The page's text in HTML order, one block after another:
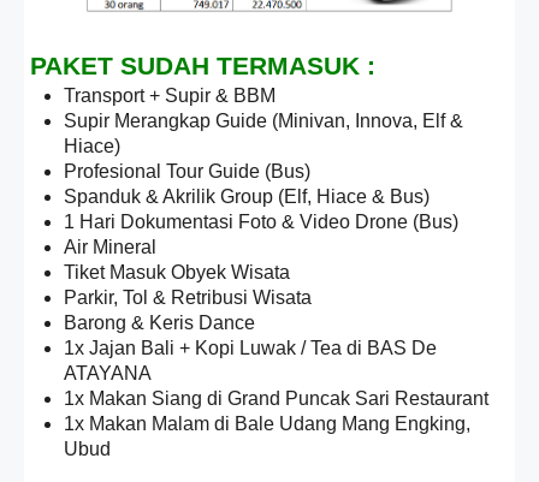
PAKET SUDAH TERMASUK :
Transport + Supir & BBM
Supir Merangkap Guide (Minivan, Innova, Elf &
Hiace)
Profesional Tour Guide (Bus)
Spanduk & Akrilik Group (Elf, Hiace & Bus)
1 Hari Dokumentasi Foto & Video Drone (Bus)
Air Mineral
Tiket Masuk Obyek Wisata
Parkir, Tol & Retribusi Wisata
Barong & Keris Dance
1x Jajan Bali + Kopi Luwak / Tea di BAS De
ATAYANA
1x Makan Siang di Grand Puncak Sari Restaurant
1x Makan Malam di Bale Udang Mang Engking,
Ubud